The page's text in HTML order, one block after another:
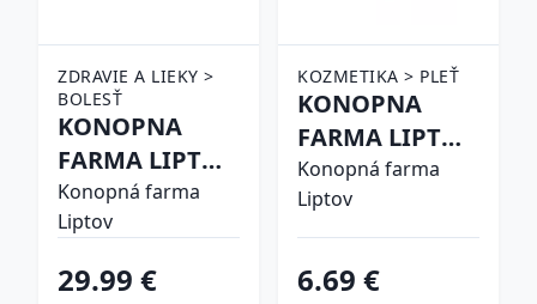
ZDRAVIE A LIEKY >
BOLESŤ
KONOPNA
FARMA LIPTOV
K. MAS CBD
1000MG 3,3% L
Konopná farma
Liptov
29.99 €
KOZMETIKA > PLEŤ
KONOPNA
FARMA LIPTOV
KONOPNA
TINKTURA
30ML
Konopná farma
Liptov
6.69 €